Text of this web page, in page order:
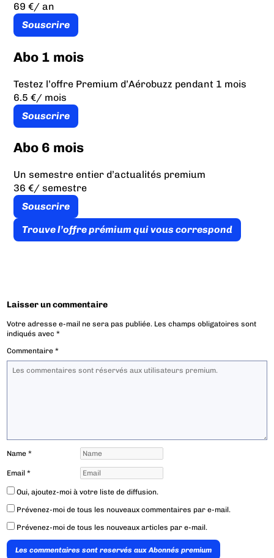
69 €/ an
Souscrire
Abo 1 mois
Testez l’offre Premium d’Aérobuzz pendant 1 mois
6.5 €/ mois
Souscrire
Abo 6 mois
Un semestre entier d’actualités premium
36 €/ semestre
Souscrire
Trouve l’offre prémium qui vous correspond
Laisser un commentaire
Votre adresse e-mail ne sera pas publiée. Les champs obligatoires sont
indiqués avec*
Commentaire*
Name*
Email*
Oui, ajoutez-moi à votre liste de diffusion.
Prévenez-moi de tous les nouveaux commentaires par e-mail.
Prévenez-moi de tous les nouveaux articles par e-mail.
Les commentaires sont reservés aux Abonnés premium